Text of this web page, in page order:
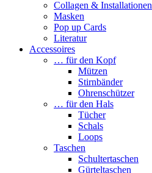
Collagen & Installationen
Masken
Pop up Cards
Literatur
Accessoires
… für den Kopf
Mützen
Stirnbänder
Ohrenschützer
… für den Hals
Tücher
Schals
Loops
Taschen
Schultertaschen
Gürteltaschen